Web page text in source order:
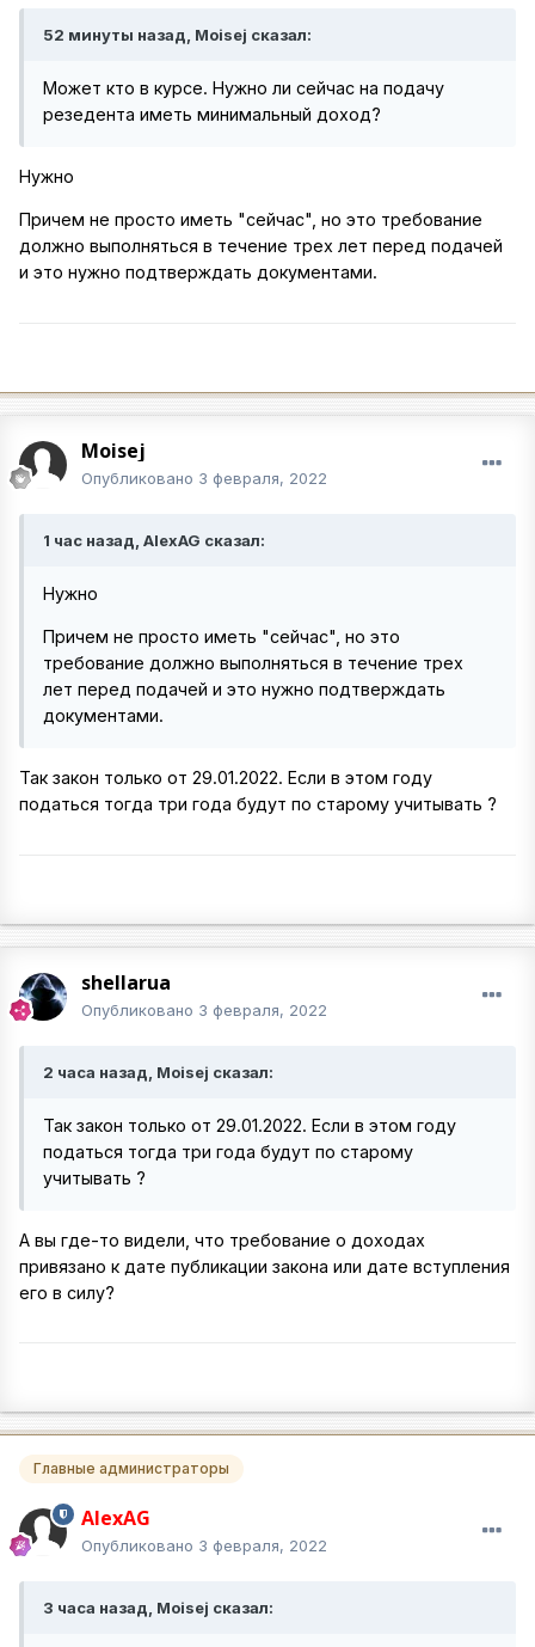
52 минуты назад, Moisej сказал:
Может кто в курсе. Нужно ли сейчас на подачу
резедента иметь минимальный доход?
Нужно
Причем не просто иметь "сейчас", но это требование
должно выполняться в течение трех лет перед подачей
и это нужно подтверждать документами.
Moisej
Опубликовано 3 февраля, 2022
1 час назад, AlexAG сказал:
Нужно
Причем не просто иметь "сейчас", но это
требование должно выполняться в течение трех
лет перед подачей и это нужно подтверждать
документами.
Так закон только от 29.01.2022. Если в этом году
податься тогда три года будут по старому учитывать ?
shellarua
Опубликовано 3 февраля, 2022
2 часа назад, Moisej сказал:
Так закон только от 29.01.2022. Если в этом году
податься тогда три года будут по старому
учитывать ?
А вы где-то видели, что требование о доходах
привязано к дате публикации закона или дате вступления
его в силу?
Главные администраторы
AlexAG
Опубликовано 3 февраля, 2022
3 часа назад, Moisej сказал: